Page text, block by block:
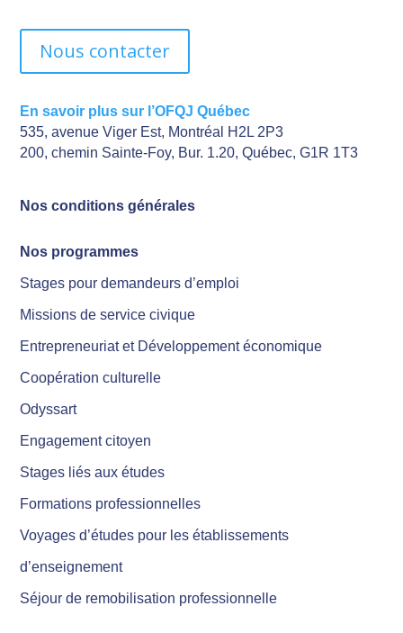
Nous contacter
En savoir plus sur l’OFQJ Québec
535, avenue Viger Est, Montréal H2L 2P3
200, chemin Sainte-Foy, Bur. 1.20, Québec, G1R 1T3
Nos conditions générales
Nos programmes
Stages pour demandeurs d’emploi
Missions de service civique
Entrepreneuriat et Développement économique
Coopération culturelle
Odyssart
Engagement citoyen
Stages liés aux études
Formations professionnelles
Voyages d’études pour les établissements
d’enseignement
Séjour de remobilisation professionnelle